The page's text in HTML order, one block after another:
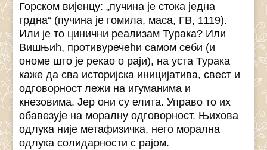
Горском вијенцу: „пучина је стока једна
грдна“ (пучина је гомила, маса, ГВ, 1119).
Или је то цинични реализам Турака? Или
Вишњић, противуречећи самом себи (и
ономе што је рекао о раји), на уста Турака
каже да сва историјска иницијатива, свест и
одговорност лежи на игуманима и
кнезовима. Јер они су елита. Управо то их
обавезује на моралну одговорност. Њихова
одлука није метафизичка, него морална
одлука солидарности с рајом.